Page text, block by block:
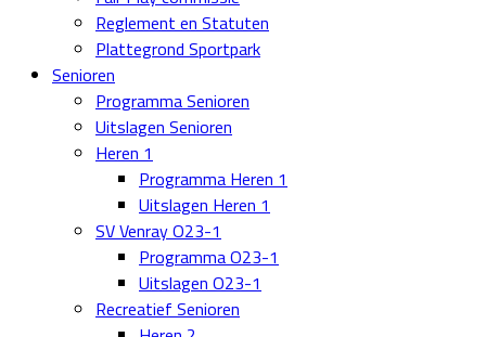
Reglement en Statuten
Plattegrond Sportpark
Senioren
Programma Senioren
Uitslagen Senioren
Heren 1
Programma Heren 1
Uitslagen Heren 1
SV Venray O23-1
Programma O23-1
Uitslagen O23-1
Recreatief Senioren